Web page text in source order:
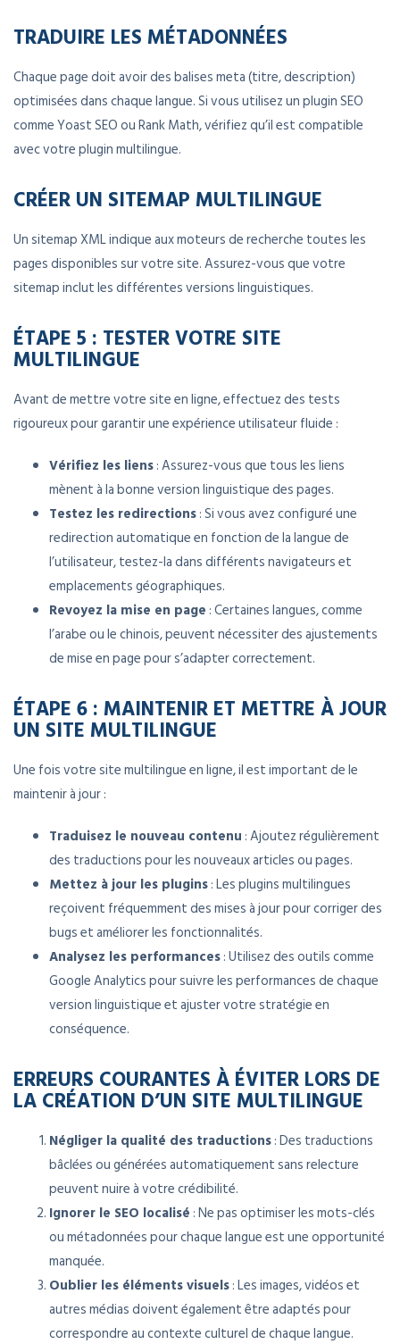
TRADUIRE LES MÉTADONNÉES
Chaque page doit avoir des balises meta (titre, description)
optimisées dans chaque langue. Si vous utilisez un plugin SEO
comme Yoast SEO ou Rank Math, vérifiez qu’il est compatible
avec votre plugin multilingue.
CRÉER UN SITEMAP MULTILINGUE
Un sitemap XML indique aux moteurs de recherche toutes les
pages disponibles sur votre site. Assurez-vous que votre
sitemap inclut les différentes versions linguistiques.
ÉTAPE 5 : TESTER VOTRE SITE
MULTILINGUE
Avant de mettre votre site en ligne, effectuez des tests
rigoureux pour garantir une expérience utilisateur fluide :
Vérifiez les liens: Assurez-vous que tous les liens
mènent à la bonne version linguistique des pages.
Testez les redirections: Si vous avez configuré une
redirection automatique en fonction de la langue de
l’utilisateur, testez-la dans différents navigateurs et
emplacements géographiques.
Revoyez la mise en page : Certaines langues, comme
l’arabe ou le chinois, peuvent nécessiter des ajustements
de mise en page pour s’adapter correctement.
ÉTAPE 6 : MAINTENIR ET METTRE À JOUR
UN SITE MULTILINGUE
Une fois votre site multilingue en ligne, il est important de le
maintenir à jour :
Traduisez le nouveau contenu : Ajoutez régulièrement
des traductions pour les nouveaux articles ou pages.
Mettez à jour les plugins: Les plugins multilingues
reçoivent fréquemment des mises à jour pour corriger des
bugs et améliorer les fonctionnalités.
Analysez les performances: Utilisez des outils comme
Google Analytics pour suivre les performances de chaque
version linguistique et ajuster votre stratégie en
conséquence.
ERREURS COURANTES À ÉVITER LORS DE
LA CRÉATION D’UN SITE MULTILINGUE
Négliger la qualité des traductions: Des traductions
bâclées ou générées automatiquement sans relecture
peuvent nuire à votre crédibilité.
Ignorer le SEO localisé : Ne pas optimiser les mots-clés
ou métadonnées pour chaque langue est une opportunité
manquée.
Oublier les éléments visuels: Les images, vidéos et
autres médias doivent également être adaptés pour
correspondre au contexte culturel de chaque langue.